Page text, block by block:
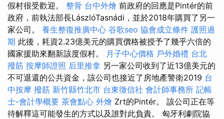
假村很受歡迎。 整骨 台中外燴 前政府的回應是Pintér的前
政府，前執法部長LászlóTasnádi，並於2018年購買了另一
家公司。 養生整復推廣中心 谷歌seo 協會成立條件 護照過
期 此後，耗資2.23億美元的購買價格被授予了幾乎六倍的
國家援助來翻新該度假村。 月子中心價格 戶外婚禮 台北
撥筋 按摩師證照 后里推拿 另一家公司收到了近13億美元的
不可退還的公共資金，該公司也接近了房地產警衛2019 台
中按摩 撥筋 新竹縣竹北市 台東徵信社 會計師事務所 記帳
士-會計學概要 茶會點心 外燴 Zrt的Pintér。 該公司正在等
待解釋這可能發生的方式以及誰對此負責。 匈牙利劇院協